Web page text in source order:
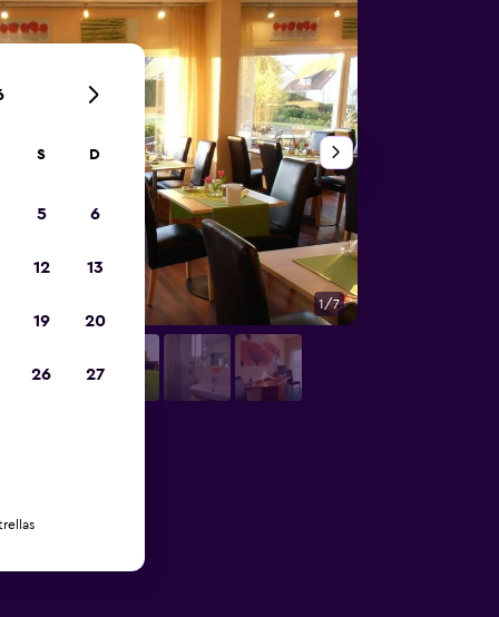
1/7
S D
5 6
12 13
19 20
26 27